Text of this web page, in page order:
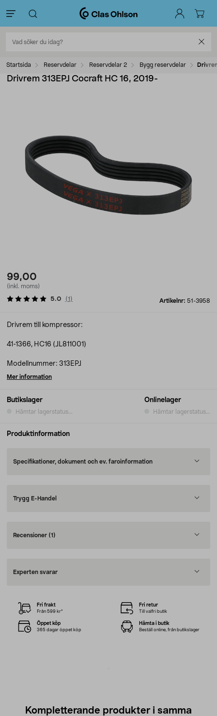
Startsida Reservdelar Reservdelar 2 Bygg reservdelar
Drivrem 313EPJ Cocraft HC 16, 2019-
99,00
(inkl. moms)
Artikelnr: 51-3958
5.0 (1 )
Butikslager
Hämtar lagerstatus...
Onlinelager
Hämtar lagerstatus...
Drivrem till kompressor:
41-1366, HC16 (JL811001)
Modellnummer: 313EPJ
Mer information
Produktinformation
Specifikationer, dokument och ev. faroinformation
Trygg E-Handel
Recensioner (1)
Experten svarar
Fri frakt
Från 599 kr*
Fri retur
Till valfri butik
Öppet köp
365 dagar öppet köp
Hämta i butik
Beställ online, från butikslager
Kompletterande produkter i samma